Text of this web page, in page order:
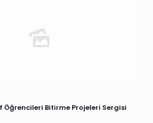
Öğrencileri Bitirme Projeleri Sergisi